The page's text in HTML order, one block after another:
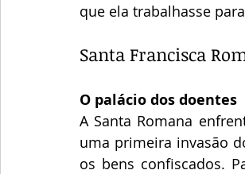
que ela trabalhasse
Santa Francisca
O palácio dos doentes
A Santa Romana
uma primeira invasão
os bens confiscados.